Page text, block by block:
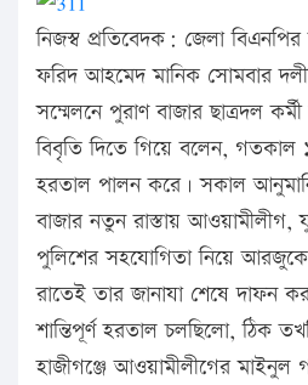
নিজস্ব প্রতিবেদক: জেলা
ফরিদ আহমেদ মানিক সোমবার
সম্মেলনে পুরাণ বাজার ছাত্রদল
বিবৃতি দিতে গিয়ে বলেন, গতকাল
হরতাল পালন করে। সকাল
বাজার নতুন রাস্তায় আওয়ামীলীগ,
পুলিশের সহযোগিতা নিয়ে
রাতেই তার জানাযা শেষে দাফন
শান্তিপূর্ণ হরতাল চলছিলো, ঠিক
হাজীগঞ্জে আওয়ামীলীগের মাইনুল